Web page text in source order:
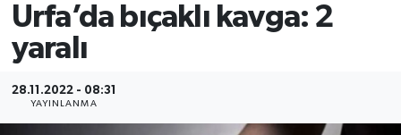
Urfa’da bıçaklı kavga: 2
yaralı
28.11.2022 - 08:31
YAYINLANMA
Gündem
Kültür
Magazin
Tüm Manşetler
Son Dakika Haberleri
Haber Arşivi